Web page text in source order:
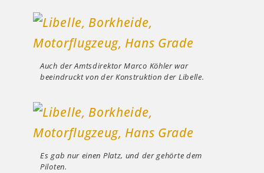
Auch der Amtsdirektor Marco Köhler war
beeindruckt von der Konstruktion der Libelle.
Es gab nur einen Platz, und der gehörte dem
Piloten.